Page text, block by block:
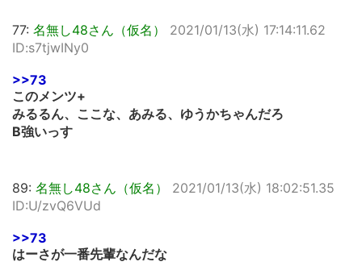
77: 名無し48さん（仮名）
2021/01/13(水) 17:14:11.62
ID:s7tjwINy0
>>73
このメンツ+
みるるん、ここな、あみる、ゆうかちゃんだろ
B強いっす
89: 名無し48さん（仮名）
2021/01/13(水) 18:02:51.35
ID:U/zvQ6VUd
>>73
はーさが一番先輩なんだな